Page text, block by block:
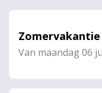
Zomervakantie
Van maandag 06